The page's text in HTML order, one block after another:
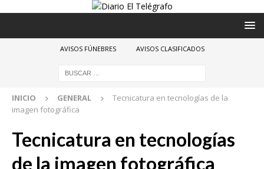
AVISOS FÚNEBRES AVISOS CLASIFICADOS
INICIO GENERAL
Tecnicatura en tecnologías de la
imagen fotográfica
Tecnicatura en tecnologías
de la imagen fotográfica